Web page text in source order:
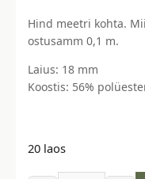
Hind meetri kohta.
ostusamm 0,1 m.
Laius: 18 mm
Koostis: 56%
20 laos